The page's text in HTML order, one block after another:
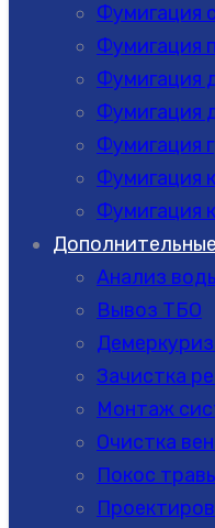
Фумигация
Фумигация
Фумигация
Фумигация
Фумигация
Фумигация
Фумигация
Анализ
Вывоз ТБО
Зачистка
Монтаж
Очистка
Покос